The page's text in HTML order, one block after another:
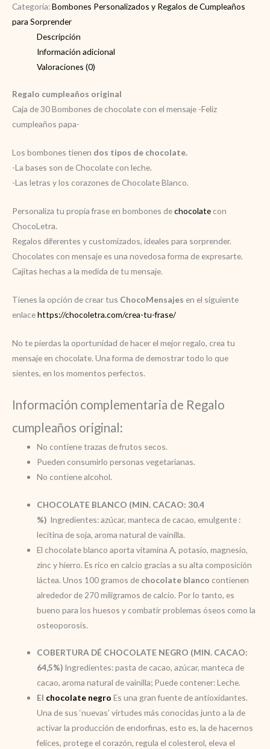
Categoría:Bombones Personalizados y Regalos de Cumpleaños
para Sorprender
Descripción
Información adicional
Valoraciones (0)
Regalo cumpleaños original
Caja de 30 Bombones de chocolate con el mensaje -Feliz
cumpleaños papa-
Los bombones tienen dos tipos de chocolate.
-La bases son de Chocolate con leche.
-Las letras y los corazones de Chocolate Blanco.
Personaliza tu propia frase en bombones dechocolate con
ChocoLetra.
Regalos diferentes y customizados, ideales para sorprender.
Chocolates con mensaje es una novedosa forma de expresarte.
Cajitas hechas a la medida de tu mensaje.
Tienes la opción de crear tus ChocoMensajes en el siguiente
enlacehttps://chocoletra.com/crea-tu-frase/
No te pierdas la oportunidad de hacer el mejor regalo, crea tu
mensaje en chocolate. Una forma de demostrar todo lo que
sientes, en los momentos perfectos.
Información complementaria de Regalo
cumpleaños original :
No contiene trazas de frutos secos.
Pueden consumirlo personas vegetarianas.
No contiene alcohol.
CHOCOLATE BLANCO (MIN. CACAO: 30.4
%) Ingredientes: azúcar, manteca de cacao, emulgente :
lecitina de soja, aroma natural de vainilla.
El chocolate blanco aporta vitamina A, potasio, magnesio,
zinc y hierro. Es rico en calcio gracias a su alta composición
láctea. Unos 100 gramos de chocolate blanco contienen
alrededor de 270 miligramos de calcio. Por lo tanto, es
bueno para los huesos y combatir problemas óseos como la
osteoporosis.
COBERTURA DÉ CHOCOLATE NEGRO (MIN. CACAO:
64,5%) Ingredientes: pasta de cacao, azúcar, manteca de
cacao, aroma natural de vainilla; Puede contener: Leche.
El chocolate negroEs una gran fuente de antioxidantes.
Una de sus ‘nuevas’ virtudes más conocidas junto a la de
activar la producción de endorfinas, esto es, la de hacernos
felices, protege el corazón, regula el colesterol, eleva el